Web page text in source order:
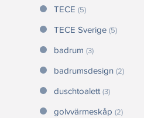
TECE (5)
TECE Sverige (5)
badrum (3)
badrumsdesign (2)
duschtoalett(3)
golvvärmeskåp (2)